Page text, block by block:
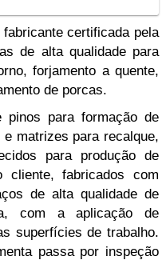
certificada pela
de alta qualidade para
forjamento a quente,
de porcas.
pinos para formação de
matrizes para recalque,
para produção de
cliente, fabricados com
de alta qualidade de
com a aplicação de
superfícies de trabalho.
passa por inspeção